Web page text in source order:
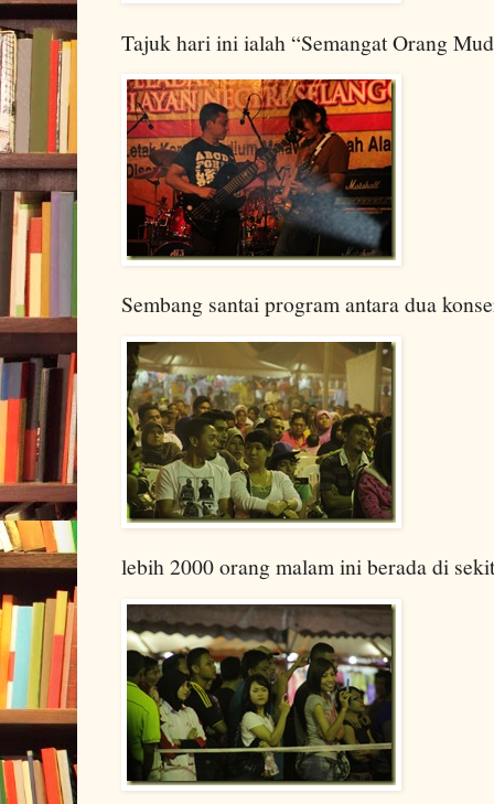
Tajuk hari ini ialah “Semangat Orang
Sembang santai program antara dua
lebih 2000 orang malam ini berada di